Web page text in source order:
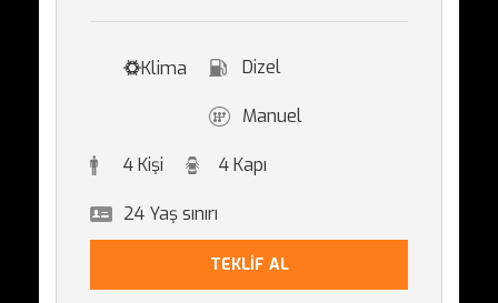
Klima Dizel
Manuel
4 Kişi 4 Kapı
24 Yaş sınırı
TEKLİF AL